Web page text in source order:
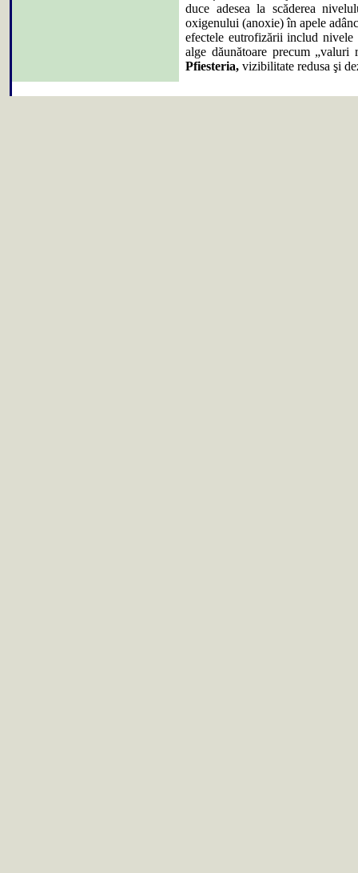
duce adesea la scăderea
oxigenului (anoxie) în apele
efectele eutrofizării includ nivele
alge dăunătoare precum „valuri
Pfiesteria, vizibilitate redusa şi